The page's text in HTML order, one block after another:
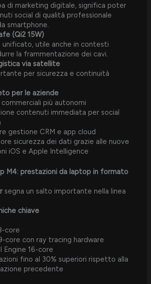
di marketing digitale, significa poter
social di qualità professionale
smartphone.
(Qi2 15W)
unificato, utile anche in contesti
la frammentazione dei cavi.
via satellite
per sicurezza e continuità
per le aziende
commerciali più autonomi
contenuti immediata per social
gestione CRM e app cloud
sicurezza dei dati grazie alle nuove
iOS e Apple Intelligence
M4: prestazioni da laptop in formato
segna un salto importante nella linea
chiave
core
core con ray tracing hardware
Engine 16-core
fino al 30% superiori rispetto alla
precedente